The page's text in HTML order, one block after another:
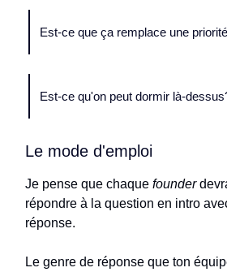
Est-ce que ça remplace une
Est-ce qu'on peut dormir là-
Le mode d'emploi
Je pense que chaque founder
répondre à la question en intro
réponse.
Le genre de réponse que ton